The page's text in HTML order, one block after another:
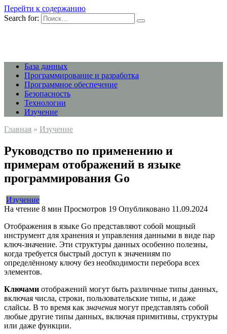
Перейти к содержанию
Search for:
База данных
Программирование и разработка
Программное обеспечение
Безопасность
Технологии
Изучение
Главная » Изучение
Руководство по применению и
примерам отображений в языке
программирования Go
Изучение
На чтение 8 мин Просмотров 19 Опубликовано 11.09.2024
Отображения в языке Go представляют собой мощный
инструмент для хранения и управления данными в виде пар
ключ-значение. Эти структуры данных особенно полезны,
когда требуется быстрый доступ к значениям по
определённому ключу без необходимости перебора всех
элементов.
Ключами отображений могут быть различные типы данных,
включая числа, строки, пользовательские типы, и даже
слайсы. В то время какзначения могут представлять собой
любые другие типы данных, включая примитивы, структуры
или даже функции.